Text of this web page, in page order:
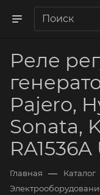
Реле
Pajero,
Sonata,
Главная — Каталог